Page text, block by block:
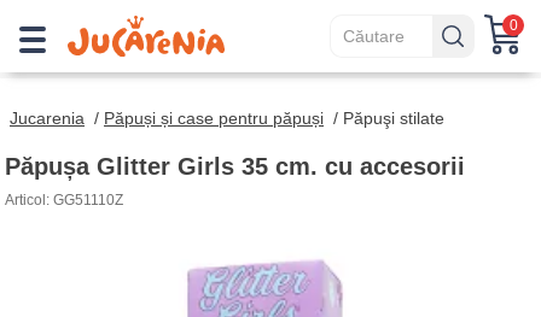
0
Jucarenia / Păpuși și case pentru păpuși / Păpuşi stilate
Păpușa Glitter Girls 35 cm. cu accesorii
Articol: GG51110Z